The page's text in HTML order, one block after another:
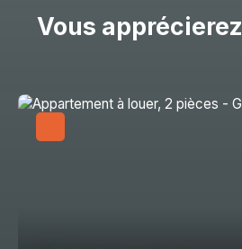
Vous apprécierez